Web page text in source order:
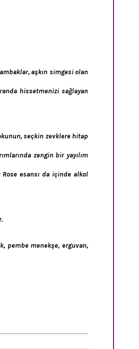
aşkın simgesi olan
hissetmenizi sağlayan
seçkin zevklere hitap
zengin bir yayılım
esansı da içinde alkol
pembe menekşe, erguvan,